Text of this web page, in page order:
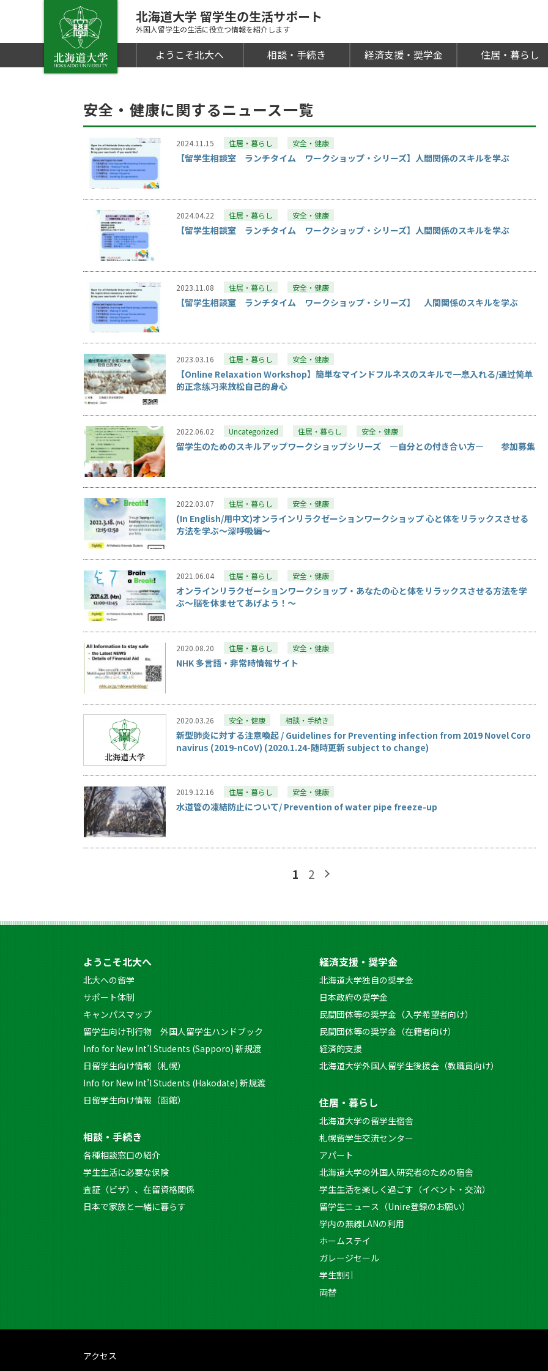
北海道大学 留学生の生活サポート
外国人留学生の生活に役立つ情報を紹介します
ようこそ北大へ 相談・手続き 経済支援・奨学金 住居・暮らし
安全・健康に関するニュース一覧
2024.11.15 住居・暮らし 安全・健康
【留学生相談室 ランチタイム ワークショップ・シリーズ】人間関係のスキルを学ぶ
2024.04.22 住居・暮らし 安全・健康
【留学生相談室 ランチタイム ワークショップ・シリーズ】人間関係のスキルを学ぶ
2023.11.08 住居・暮らし 安全・健康
【留学生相談室 ランチタイム ワークショップ・シリーズ】 人間関係のスキルを学ぶ
2023.03.16 住居・暮らし 安全・健康
【Online Relaxation Workshop】簡単なマインドフルネスのスキルで一息入れる/通过简单
的正念练习来放松自己的身心
2022.06.02 Uncategorized 住居・暮らし 安全・健康
留学生のためのスキルアップワークショップシリーズ ―自分との付き合い方― 参加募集
2022.03.07 住居・暮らし 安全・健康
(In English/用中文)オンラインリラクゼーションワークショップ 心と体をリラックスさせる
方法を学ぶ〜深呼吸編～
2021.06.04 住居・暮らし 安全・健康
オンラインリラクゼーションワークショップ・あなたの心と体をリラックスさせる方法を学
ぶ〜脳を休ませてあげよう！～
2020.08.20 住居・暮らし 安全・健康
NHK 多言語・非常時情報サイト
2020.03.26 安全・健康 相談・手続き
新型肺炎に対する注意喚起 / Guidelines for Preventing infection from 2019 Novel Coro
navirus (2019-nCoV) (2020.1.24-随時更新 subject to change)
2019.12.16 住居・暮らし 安全・健康
水道管の凍結防止について/ Prevention of water pipe freeze-up
1 2
ようこそ北大へ
北大への留学
サポート体制
キャンパスマップ
留学生向け刊行物 外国人留学生ハンドブック
Info for New Int’l Students (Sapporo) 新規渡
日留学生向け情報（札幌）
Info for New Int’l Students (Hakodate) 新規渡
日留学生向け情報（函館）
相談・手続き
各種相談窓口の紹介
学生生活に必要な保険
査証（ビザ）、在留資格関係
日本で家族と一緒に暮らす
経済支援・奨学金
北海道大学独自の奨学金
日本政府の奨学金
民間団体等の奨学金（入学希望者向け）
民間団体等の奨学金（在籍者向け）
経済的支援
北海道大学外国人留学生後援会（教職員向け）
住居・暮らし
北海道大学の留学生宿舎
札幌留学生交流センター
アパート
北海道大学の外国人研究者のための宿舎
学生生活を楽しく過ごす（イベント・交流）
留学生ニュース（Unire登録のお願い）
学内の無線LANの利用
ホームステイ
ガレージセール
学生割引
両替
アクセス